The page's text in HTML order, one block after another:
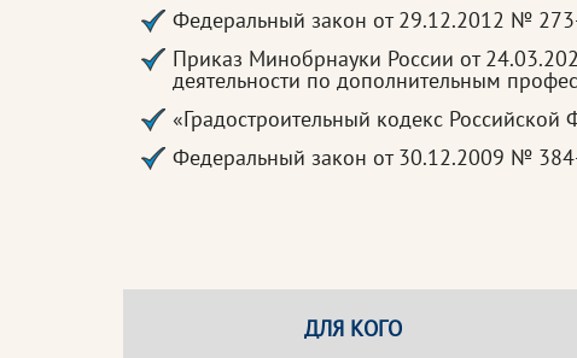
Федеральный закон от 29.12.2012 №
Приказ Минобрнауки России от
деятельности по дополнительным
«Градостроительный кодекс
Федеральный закон от 30.12.2009 №
ДЛЯ КОГО